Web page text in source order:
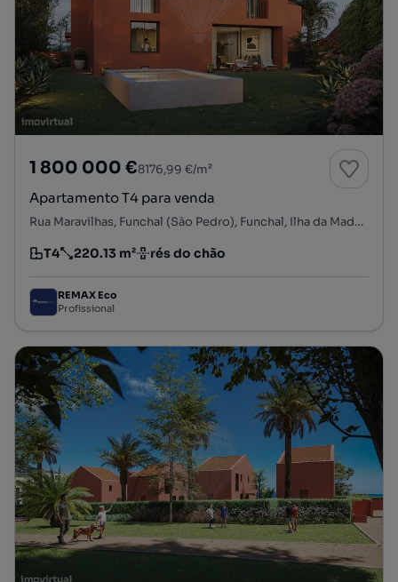
1 800 000 €8176,99 €/m²
Apartamento T4 para venda
Rua Maravilhas, Funchal (São Pedro), Funchal, Ilha da Madeira
Tipologia
T4
Preço por metro quadrado
220.13 m²
Andar rés do chão
REMAX Eco
Profissional